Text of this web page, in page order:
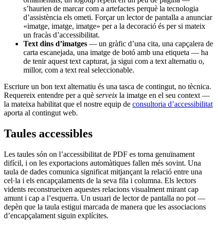
s’haurien de marcar com a artefactes perquè la tecnologia
d’assistència els ometi. Forçar un lector de pantalla a anunciar
«imatge, imatge, imatge» per a la decoració és per si mateix
un fracàs d’accessibilitat.
Text dins d’imatges — un gràfic d’una cita, una capçalera de
carta escanejada, una imatge de botó amb una etiqueta — ha
de tenir aquest text capturat, ja sigui com a text alternatiu o,
millor, com a text real seleccionable.
Escriure un bon text alternatiu és una tasca de contingut, no tècnica.
Requereix entendre per a què serveix la imatge en el seu context —
la mateixa habilitat que el nostre equip de consultoria d’accessibilitat
aporta al contingut web.
Taules accessibles
Les taules són on l’accessibilitat de PDF es torna genuïnament
difícil, i on les exportacions automàtiques fallen més sovint. Una
taula de dades comunica significat mitjançant la relació entre una
cel·la i els encapçalaments de la seva fila i columna. Els lectors
vidents reconstrueixen aquestes relacions visualment mirant cap
amunt i cap a l’esquerra. Un usuari de lector de pantalla no pot —
depèn que la taula estigui marcada de manera que les associacions
d’encapçalament siguin explícites.